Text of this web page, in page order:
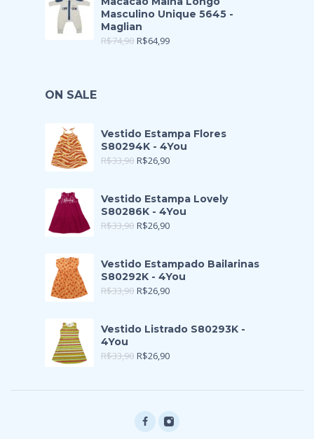
Masculino Unique 5645 -
Maglian
R$74,90 R$64,99
ON SALE
Vestido Estampa Flores
S80294K - 4You
R$33,90 R$26,90
Vestido Estampa Lovely
S80286K - 4You
R$33,90 R$26,90
Vestido Estampado Bailarinas
S80292K - 4You
R$33,90 R$26,90
Vestido Listrado S80293K -
4You
R$33,90 R$26,90